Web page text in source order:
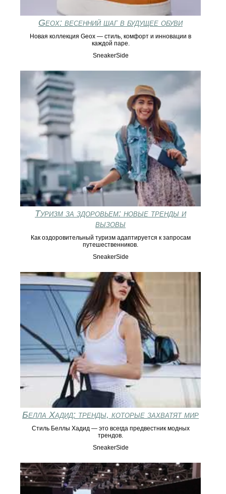
Geox: весенний шаг в будущее обуви
Новая коллекция Geox — стиль, комфорт и инновации в
каждой паре.
SneakerSide
Туризм за здоровьем: новые тренды и
вызовы
Как оздоровительный туризм адаптируется к запросам
путешественников.
SneakerSide
Белла Хадид: тренды, которые захватят мир
Стиль Беллы Хадид — это всегда предвестник модных
трендов.
SneakerSide